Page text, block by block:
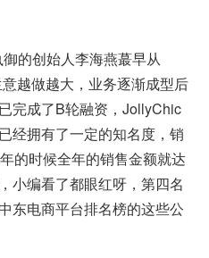
的创始人李海燕蕞早从
越做越大，业务逐渐成型后
完成了B轮融资，JollyChic
经拥有了一定的知名度，销
的时候全年的销售金额就达
小编看了都眼红呀，第四名
东电商平台排名榜的这些公